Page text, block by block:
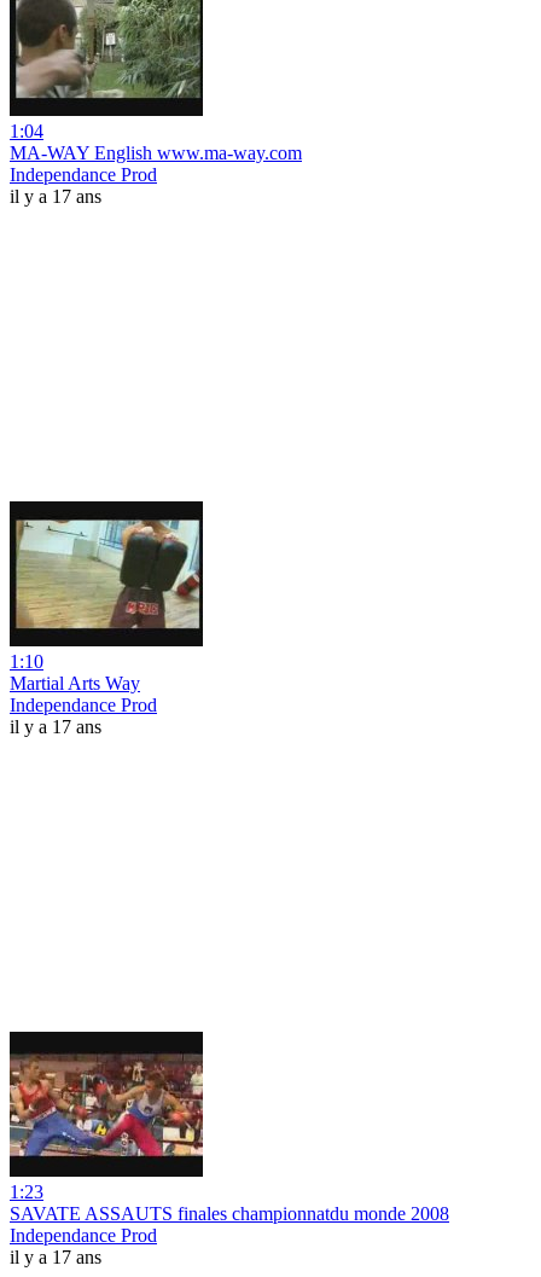
1:04
MA-WAY English www.ma-way.com
Independance Prod
il y a 17 ans
1:10
Martial Arts Way
Independance Prod
il y a 17 ans
1:23
SAVATE ASSAUTS finales championnatdu monde 2008
Independance Prod
il y a 17 ans